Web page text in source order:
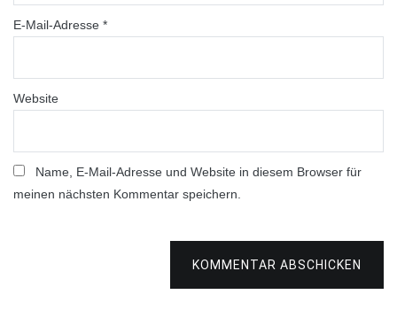
E-Mail-Adresse *
Website
Name, E-Mail-Adresse und Website in diesem Browser für
meinen nächsten Kommentar speichern.
KOMMENTAR ABSCHICKEN